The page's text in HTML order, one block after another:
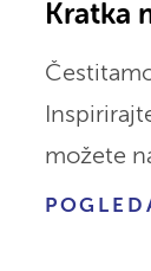
Kratka
možete